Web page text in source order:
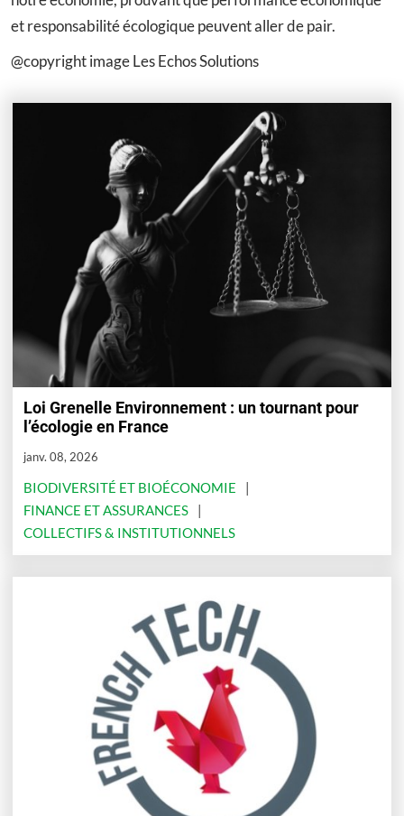
et responsabilité écologique peuvent aller de pair.
@copyright image Les Echos Solutions
Loi Grenelle Environnement : un tournant pour
l’écologie en France
janv. 08, 2026
BIODIVERSITÉ ET BIOÉCONOMIE
FINANCE ET ASSURANCES
COLLECTIFS & INSTITUTIONNELS